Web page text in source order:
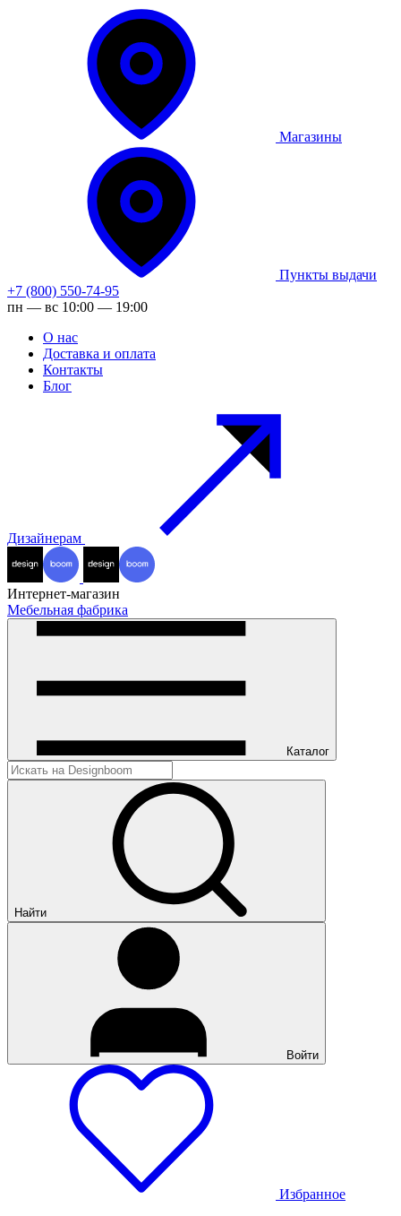
Магазины
Пункты выдачи
+7 (800) 550-74-95
пн — вс 10:00 — 19:00
О нас
Доставка и оплата
Контакты
Блог
Дизайнерам
Интернет-магазин
Мебельная фабрика
Каталог
Найти
Войти
Избранное